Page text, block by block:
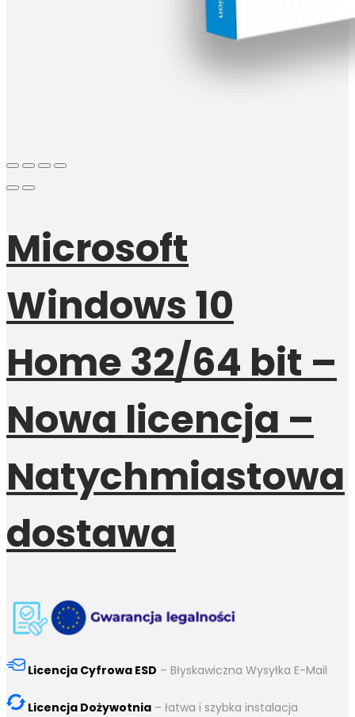
Microsoft
Windows 10
Home 32/64 bit –
Nowa licencja –
Natychmiastowa
dostawa
Licencja Cyfrowa ESD – Błyskawiczna Wysyłka E-Mail
Licencja Dożywotnia – łatwa i szybka instalacja